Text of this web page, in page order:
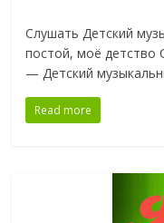
Слушать Детский
постой, моё детство
— Детский
Read more